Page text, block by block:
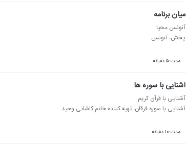
میان برنامه
آنونس محیا
پخش، آنونس
مدت:۵ دقیقه
آشنایی با سوره ها
آشنایی با قرآن كریم
آشنایی با سوره فرقان، تهیه كننده خانم كاشانی وحید
مدت:۱۰ دقیقه